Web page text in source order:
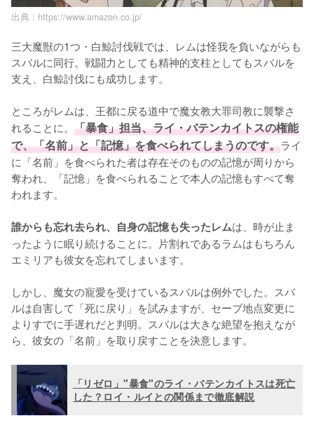
出典 : https://www.amazon.co.jp/
三大魔獣の1つ・白鯨討伐戦では、レムは怪我を負いながらも
スバルに同行。戦闘力としても精神的支柱としてもスバルを
支え、白鯨討伐にも成功します。
ところがレムは、王都に戻る道中で魔女教大罪司教に襲撃さ
れることに。 「暴食」担当、ライ・バテンカイトスの権能
で、「名前」と「記憶」を食べられてしまうのです。ライ
に「名前」を食べられた者は存在そのものの記憶が周りから
奪われ、「記憶」を食べられることで本人の記憶もすべて奪
われます。
誰からも忘れ去られ、自身の記憶も失ったレムは、時が止ま
ったように眠り続けることに。片割れであるラムはもちろん
エミリアも彼女を忘れてしまいます。
しかし、魔女の寵愛を受けているスバルは例外でした。スバ
ルは自害して「死に戻り」を試みますが、セーブ地点変更に
よりすでに手遅れだと判明。スバルは大きな絶望を抱えなが
ら、彼女の「名前」を取り戻すことを決意します。
「リゼロ」"暴食"のライ・バテンカイトスは死亡
した？ロイ・ルイとの関係まで徹底解説